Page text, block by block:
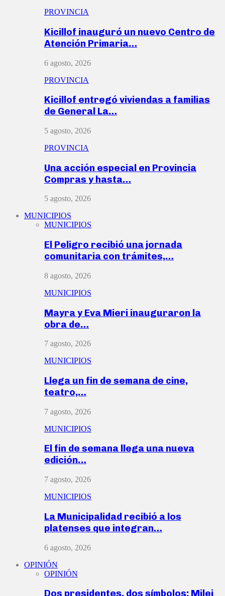
PROVINCIA
Kicillof inauguró un nuevo Centro de
Atención Primaria…
6 agosto, 2026
PROVINCIA
Kicillof entregó viviendas a familias
de General La…
5 agosto, 2026
PROVINCIA
Una acción especial en Provincia
Compras y hasta…
5 agosto, 2026
MUNICIPIOS
MUNICIPIOS
El Peligro recibió una jornada
comunitaria con trámites,…
8 agosto, 2026
MUNICIPIOS
Mayra y Eva Mieri inauguraron la
obra de…
7 agosto, 2026
MUNICIPIOS
Llega un fin de semana de cine,
teatro,…
7 agosto, 2026
MUNICIPIOS
El fin de semana llega una nueva
edición…
7 agosto, 2026
MUNICIPIOS
La Municipalidad recibió a los
platenses que integran…
6 agosto, 2026
OPINIÓN
OPINIÓN
Dos presidentes, dos símbolos: Milei